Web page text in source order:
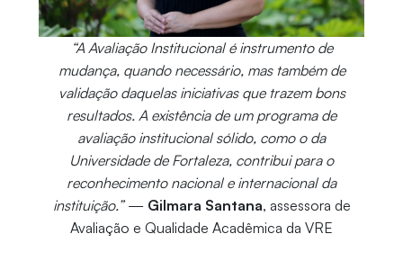
“A Avaliação Institucional é instrumento de
mudança, quando necessário, mas também de
validação daquelas iniciativas que trazem bons
resultados. A existência de um programa de
avaliação institucional sólido, como o da
Universidade de Fortaleza, contribui para o
reconhecimento nacional e internacional da
instituição.”— Gilmara Santana, assessora de
Avaliação e Qualidade Acadêmica da VRE